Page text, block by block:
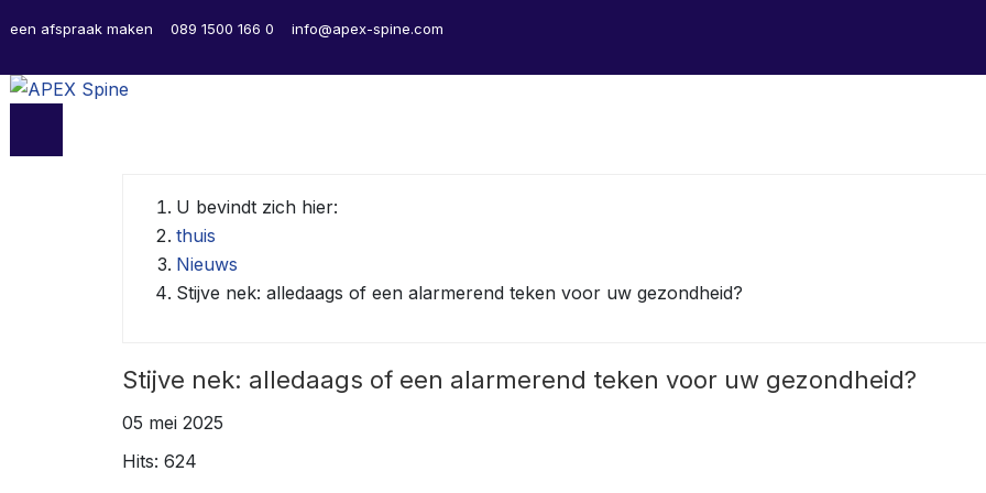
een afspraak maken 089 1500 166 0 info@apex-spine.com
U bevindt zich hier:
thuis
Nieuws
Stijve nek: alledaags of een alarmerend teken voor uw gezondheid?
Stijve nek: alledaags of een alarmerend teken voor uw gezondheid?
05 mei 2025
Hits: 624